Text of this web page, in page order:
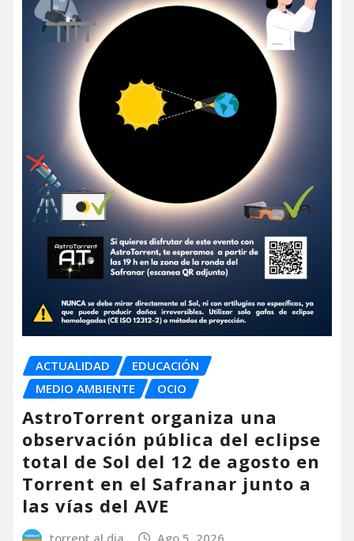
ACTUALIDAD
EDUCACIÓN
MEDIO AMBIENTE
OCIO
AstroTorrent organiza una
observación pública del eclipse
total de Sol del 12 de agosto en
Torrent en el Safranar junto a
las vías del AVE